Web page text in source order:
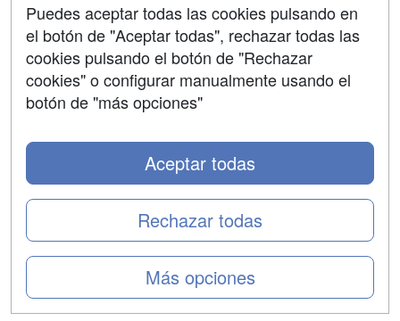
Copyleft
Puedes aceptar todas las cookies pulsando en
el botón de "Aceptar todas", rechazar todas las
cookies pulsando el botón de "Rechazar
cookies" o configurar manualmente usando el
botón de "más opciones"
Más opciones
Rechazar todas
Aceptar todas